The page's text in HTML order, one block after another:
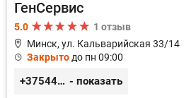
ГенСервис
5.0
1 отзыв
Минск, ул. Кальварийская 33/14
Закрыто до пн 09:00
+375444649592 - показать